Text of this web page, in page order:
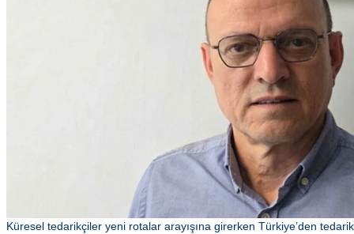
Küresel tedarikçiler yeni rotalar arayışına girerken Türkiye’den